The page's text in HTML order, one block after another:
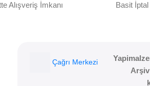
Alışveriş İmkanı Basit İptal
Çağrı Merkezi
Arşiv